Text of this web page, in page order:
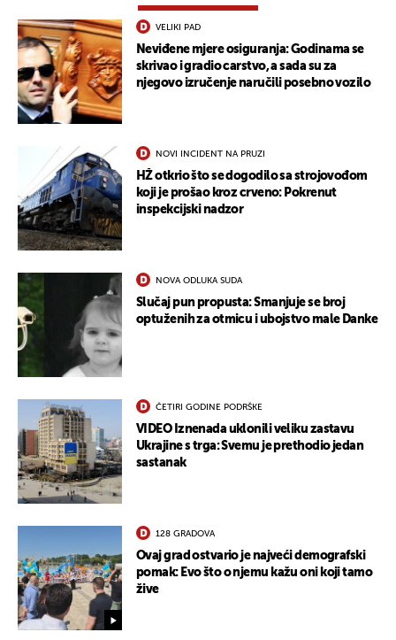
VELIKI PAD
Neviđene mjere osiguranja: Godinama se
skrivao i gradio carstvo, a sada su za
njegovo izručenje naručili posebno vozilo
NOVI INCIDENT NA PRUZI
HŽ otkrio što se dogodilo sa strojovođom
koji je prošao kroz crveno: Pokrenut
inspekcijski nadzor
NOVA ODLUKA SUDA
Slučaj pun propusta: Smanjuje se broj
optuženih za otmicu i ubojstvo male Danke
ČETIRI GODINE PODRŠKE
VIDEO Iznenada uklonili veliku zastavu
Ukrajine s trga: Svemu je prethodio jedan
sastanak
128 GRADOVA
Ovaj grad ostvario je najveći demografski
pomak: Evo što o njemu kažu oni koji tamo
žive
UKLJUČITE NOTIFIKACIJE